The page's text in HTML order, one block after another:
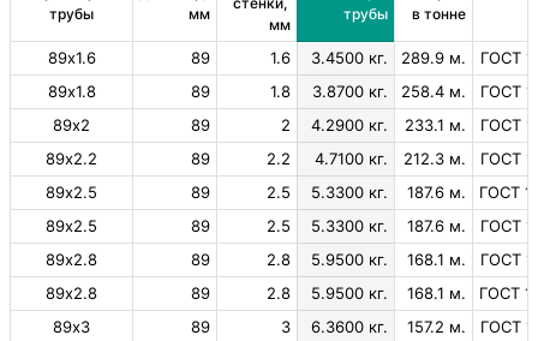
трубы
мм
мм
трубы
в тонне
89х1.6 89 1.6 3.4500 кг. 289.9 м.
ГОСТ
89х1.8
89 1.8 3.8700 кг. 258.4 м.
ГОСТ
89х2
89 2 4.2900 кг. 233.1 м.
ГОСТ
89х2.2
89 2.2 4.7100 кг. 212.3 м.
ГОСТ
89х2.5
89 2.5 5.3300 кг. 187.6 м.
ГОСТ
89х2.5
89 2.5 5.3300 кг. 187.6 м.
ГОСТ
89х2.8
89 2.8 5.9500 кг. 168.1 м.
ГОСТ
89х2.8
89 2.8 5.9500 кг. 168.1 м.
ГОСТ
89х3
89 3 6.3600 кг. 157.2 м.
ГОСТ